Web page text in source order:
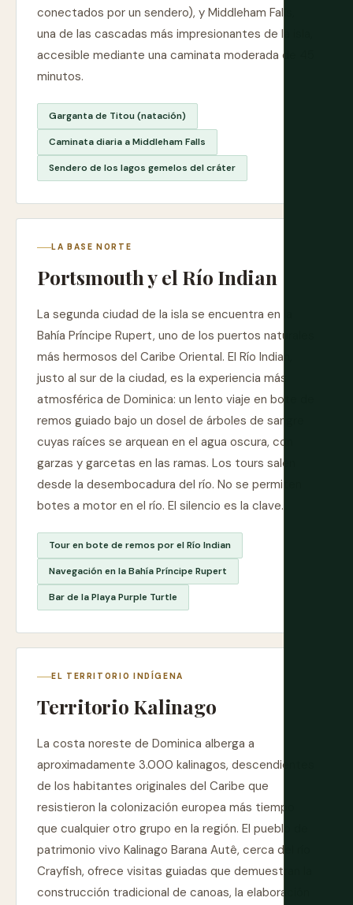
conectados por un sendero), y Middleham Falls,
una de las cascadas más impresionantes de la isla,
accesible mediante una caminata moderada de 45
minutos.
Garganta de Titou (natación)
Caminata diaria a Middleham Falls
Sendero de los lagos gemelos del cráter
LA BASE NORTE
Portsmouth y el Río Indian
La segunda ciudad de la isla se encuentra en la
Bahía Príncipe Rupert, uno de los puertos naturales
más hermosos del Caribe Oriental. El Río Indian,
justo al sur de la ciudad, es la experiencia más
atmosférica de Dominica: un lento viaje en bote de
remos guiado bajo un dosel de árboles de sangre
cuyas raíces se arquean en el agua oscura, con
garzas y garcetas en las ramas. Los tours salen
desde la desembocadura del río. No se permiten
botes a motor en el río. El silencio es la clave.
Tour en bote de remos por el Río Indian
Navegación en la Bahía Príncipe Rupert
Bar de la Playa Purple Turtle
EL TERRITORIO INDÍGENA
Territorio Kalinago
La costa noreste de Dominica alberga a
aproximadamente 3.000 kalinagos, descendientes
de los habitantes originales del Caribe que
resistieron la colonización europea más tiempo
que cualquier otro grupo en la región. El pueblo de
patrimonio vivo Kalinago Barana Autê, cerca del río
Crayfish, ofrece visitas guiadas que demuestran la
construcción tradicional de canoas, la elaboración